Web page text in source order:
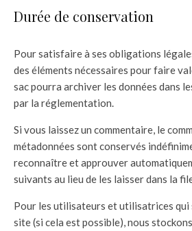
Durée de conservation
Pour satisfaire à ses obligations
des éléments nécessaires pour faire
sac pourra archiver les données dans
par la réglementation.
Si vous laissez un commentaire, le
métadonnées sont conservés
reconnaître et approuver
suivants au lieu de les laisser dans la
Pour les utilisateurs et utilisatrices qui
site (si cela est possible), nous